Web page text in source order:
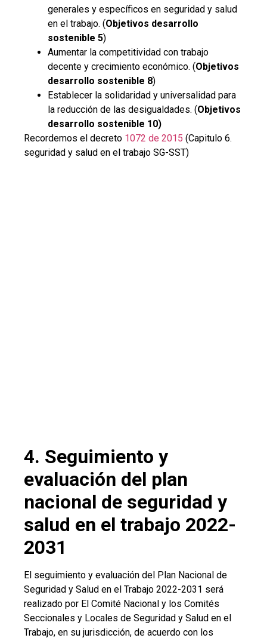
generales y específicos en seguridad y salud
en el trabajo. (Objetivos desarrollo
sostenible 5)
Aumentar la competitividad con trabajo
decente y crecimiento económico. (Objetivos
desarrollo sostenible 8)
Establecer la solidaridad y universalidad para
la reducción de las desigualdades. (Objetivos
desarrollo sostenible 10)
Recordemos el decreto 1072 de 2015 (Capitulo 6.
seguridad y salud en el trabajo SG-SST)
4. Seguimiento y
evaluación del plan
nacional de seguridad y
salud en el trabajo 2022-
2031
El seguimiento y evaluación del Plan Nacional de
Seguridad y Salud en el Trabajo 2022-2031 será
realizado por El Comité Nacional y los Comités
Seccionales y Locales de Seguridad y Salud en el
Trabajo, en su jurisdicción, de acuerdo con los